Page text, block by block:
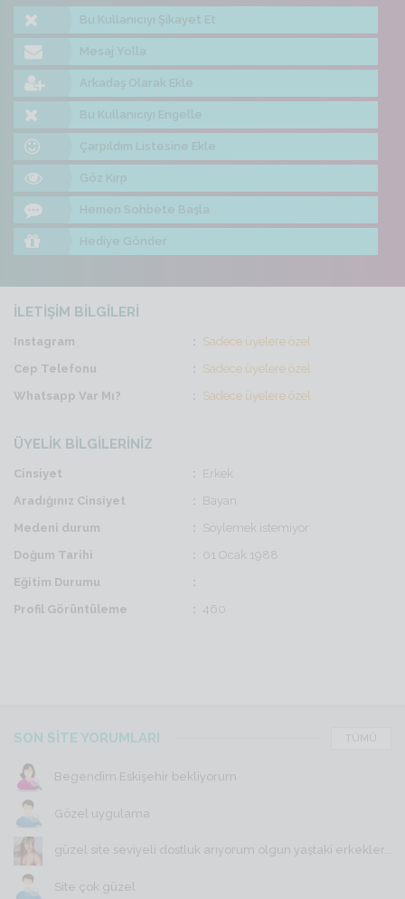
Bu Kullanıcıyı Şikayet Et
Mesaj Yolla
Arkadaş Olarak Ekle
Bu Kullanıcıyı Engelle
Çarpıldım Listesine Ekle
Göz Kırp
Hemen Sohbete Başla
Hediye Gönder
İLETİŞİM BİLGİLERİ
Instagram
Sadece üyelere özel
Cep Telefonu
Sadece üyelere özel
Whatsapp Var Mı?
Sadece üyelere özel
ÜYELİK BİLGİLERİNİZ
Cinsiyet
Erkek
Aradığınız Cinsiyet
Bayan
Medeni durum
Söylemek istemiyor
Doğum Tarihi
01 Ocak 1988
Eğitim Durumu
Profil Görüntüleme
460
SON SİTE YORUMLARI TÜMÜ
Begendim Eskişehir bekliyorum
Gözel uygulama
güzel site seviyeli dostluk arıyorum olgun yaştaki erkekler...
Site çok güzel